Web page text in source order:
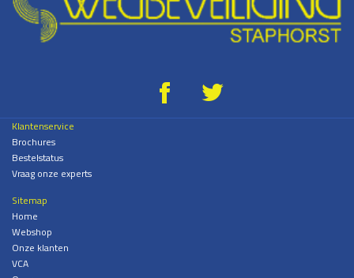
g *
Klantenservice
Brochures
Bestelstatus
Vraag onze experts
Sitemap
Home
Webshop
Onze klanten
VCA